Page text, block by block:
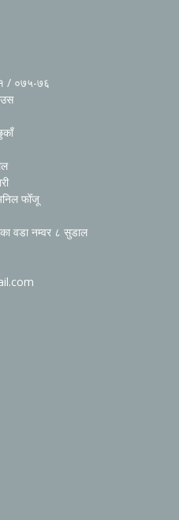
/ ०७५-७६
फोँजू
वडा नम्वर ८ सुडाल